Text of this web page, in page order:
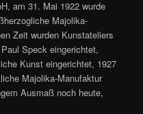
am 31. Mai 1922 wurde
Majolika-
Zeit wurden Kunstateliers
Speck eingerichtet,
Kunst eingerichtet, 1927
Majolika-Manufaktur
Ausmaß noch heute,